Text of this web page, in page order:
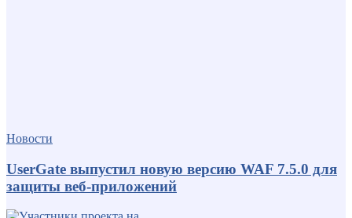
Новости
UserGate выпустил новую версию WAF 7.5.0 для
защиты веб-приложений